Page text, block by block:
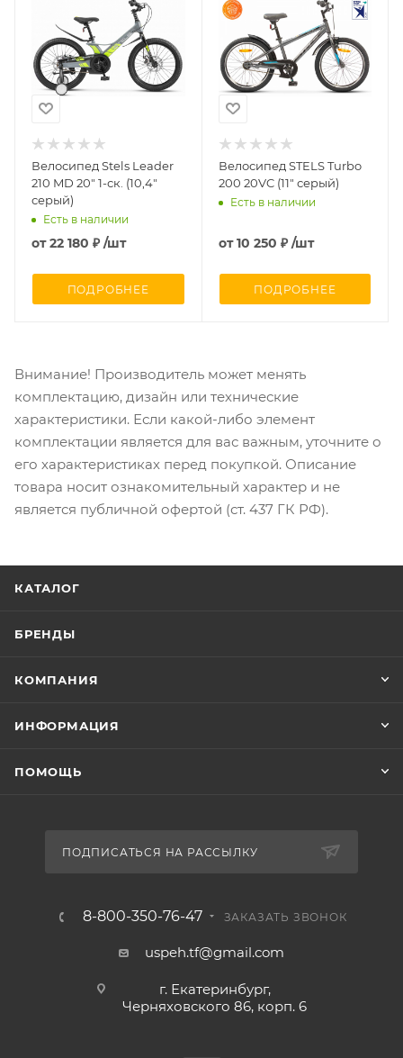
Велосипед Stels Leader
210 MD 20" 1-ск. (10,4"
серый)
Есть в наличии
от22 180 ₽ /шт
ПОДРОБНЕЕ
Велосипед STELS Turbo
200 20VC (11" серый)
Есть в наличии
от10 250 ₽ /шт
ПОДРОБНЕЕ
Внимание! Производитель может менять
комплектацию, дизайн или технические
характеристики. Если какой-либо элемент
комплектации является для вас важным, уточните о
его характеристиках перед покупкой. Описание
товара носит ознакомительный характер и не
является публичной офертой (ст. 437 ГК РФ).
КАТАЛОГ
БРЕНДЫ
КОМПАНИЯ
ИНФОРМАЦИЯ
ПОМОЩЬ
ПОДПИСАТЬСЯ НА РАССЫЛКУ
8-800-350-76-47 ЗАКАЗАТЬ ЗВОНОК
uspeh.tf@gmail.com
г. Екатеринбург,
Черняховского 86, корп. 6​